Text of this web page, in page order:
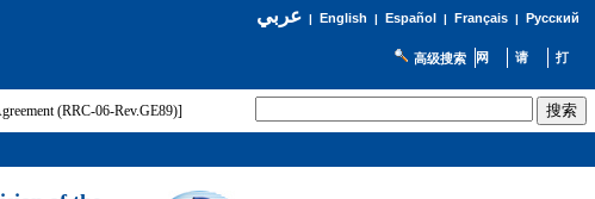
عربي| English | Español | Français| Русский
高级搜索
(RRC-06-Rev.GE89)]